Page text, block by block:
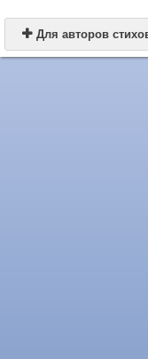
 Для авторов